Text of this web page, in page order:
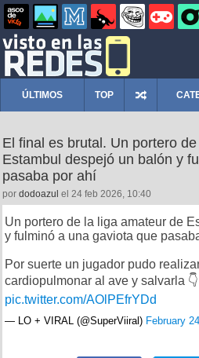
ÚLTIMOS TOP
El final es brutal. Un portero
Estambul despejó un balón y
pasaba por ahí
por dodoazul el 24 feb 2026, 10:40
Un portero de la liga amateur de
y fulminó a una gaviota que
Por suerte un jugador pudo
cardiopulmonar al ave y salvarla 👇
pic.twitter.com/AOlPEfrYDd
— LO + VIRAL (@SuperViiral) February